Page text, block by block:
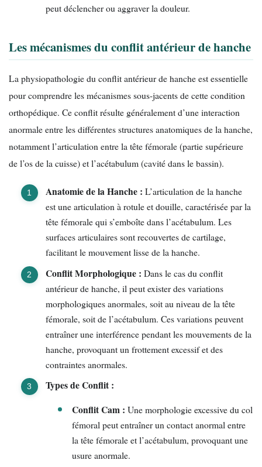
peut déclencher ou aggraver la douleur.
Les mécanismes du conflit antérieur de hanche
La physiopathologie du conflit antérieur de hanche est essentielle
pour comprendre les mécanismes sous-jacents de cette condition
orthopédique. Ce conflit résulte généralement d’une interaction
anormale entre les différentes structures anatomiques de la hanche,
notamment l’articulation entre la tête fémorale (partie supérieure
de l’os de la cuisse) et l’acétabulum (cavité dans le bassin).
Anatomie de la Hanche : L’articulation de la hanche
est une articulation à rotule et douille, caractérisée par la
tête fémorale qui s’emboîte dans l’acétabulum. Les
surfaces articulaires sont recouvertes de cartilage,
facilitant le mouvement lisse de la hanche.
Conflit Morphologique : Dans le cas du conflit
antérieur de hanche, il peut exister des variations
morphologiques anormales, soit au niveau de la tête
fémorale, soit de l’acétabulum. Ces variations peuvent
entraîner une interférence pendant les mouvements de la
hanche, provoquant un frottement excessif et des
contraintes anormales.
Types de Conflit :
Conflit Cam : Une morphologie excessive du col
fémoral peut entraîner un contact anormal entre
la tête fémorale et l’acétabulum, provoquant une
usure anormale.